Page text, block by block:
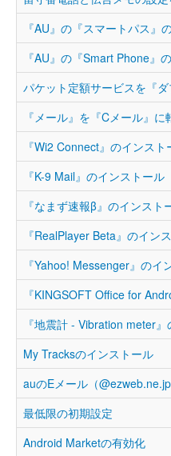
『AU』の『スマートパス』
『AU』の『Smart Phone』
パケット定額サービスを『
『メール』を『Cメール』に
『Wi2 Connect』のインスト
『K-9 Mail』のインストール
『なまず速報β』のインスト
『RealPlayer Beta』のイン
『Yahoo! Messenger』のイ
『KINGSOFT Office for
『地震計 - Vibration meter
My Tracksのインストール
auのEメール（
最低限の初期設定
Android Marketの有効化